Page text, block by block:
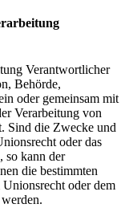
Verantwortlicher
Behörde,
oder gemeinsam mit
Verarbeitung von
Sind die Zwecke und
oder das
so kann der
die bestimmten
oder dem